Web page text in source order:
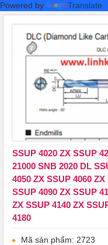
Powered by Translate
SSUP 4020 ZX ​​​​​​​SSUP
21000 SNB 2020 DL
4050 ZX SSUP 4060
SSUP 4090 ZX SSUP
ZX SSUP 4140 ZX
4180
Mã sản phẩm: 2723